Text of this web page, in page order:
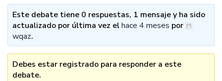
Este debate tiene 0 respuestas, 1 mensaje y ha sido
actualizado por última vez elhace 4 meses por
wqaz.
Debes estar registrado para responder a este
debate.